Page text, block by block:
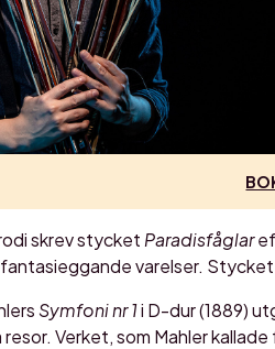
skrev stycket Paradisfåglar
varelser.
Symfoni nr 1i D-dur (1889)
Verket, som Mahler